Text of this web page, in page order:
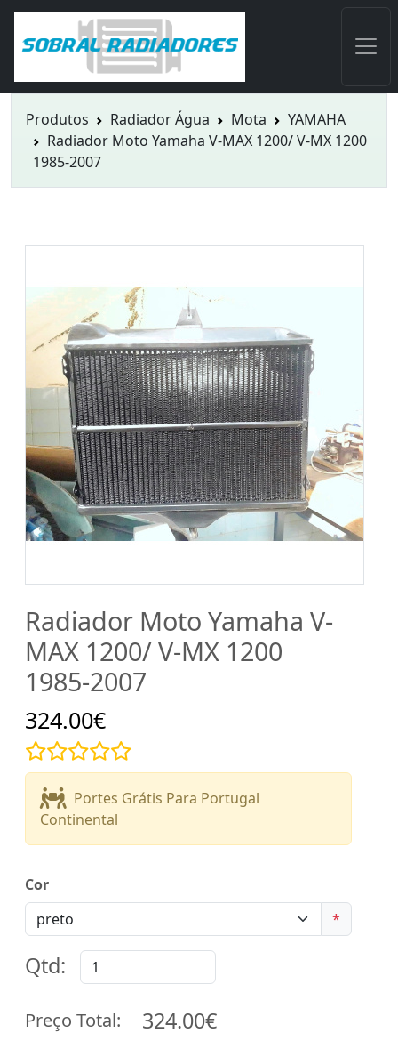
Produtos Radiador Água Mota
YAMAHA
Radiador Moto Yamaha V-MAX 1200/ V-MX 1200
1985-2007
Radiador Moto Yamaha V-
MAX 1200/ V-MX 1200
1985-2007
324.00€
Portes Grátis Para Portugal
Continental
Cor
*
Qtd:
Preço Total: 324.00€